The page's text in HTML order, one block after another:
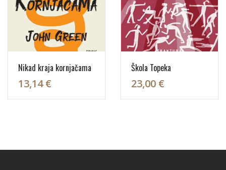
Nikad kraja kornjačama
13,14 €
Škola Topeka
23,00 €